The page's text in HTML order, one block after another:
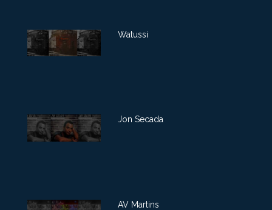
Watussi
Jon Secada
AV Martins